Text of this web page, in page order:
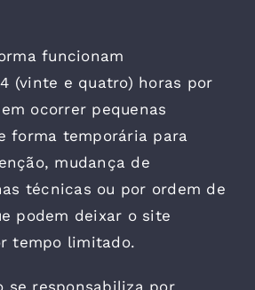
funcionam
(vinte e quatro) horas por
ocorrer pequenas
forma temporária para
mudança de
técnicas ou por ordem de
podem deixar o site
tempo limitado.
se responsabiliza por